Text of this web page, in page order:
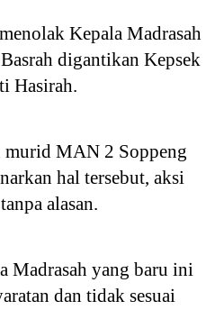
Kepala Madrasah
digantikan Kepsek
Hasirah.
murid MAN 2 Soppeng
hal tersebut, aksi
alasan.
Madrasah yang baru ini
dan tidak sesuai